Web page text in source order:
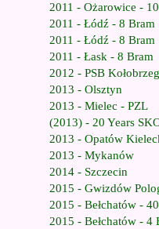
2011 - Ożarowice -
2011 - Łódź - 8 Bram
2011 - Łódź - 8 Bram
2011 - Łask - 8 Bram
2012 - PSB Kołobrzeg
2013 - Olsztyn
2013 - Mielec - PZL
(2013) - 20 Years
2013 - Opatów
2013 - Mykanów
2014 - Szczecin
2015 - Gwizdów
2015 - Bełchatów -
2015 - Bełchatów - 4